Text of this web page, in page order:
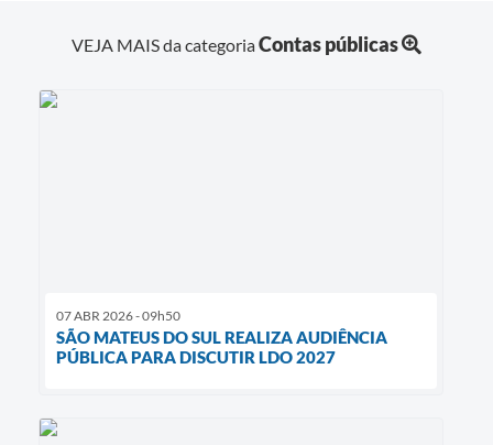
VEJA MAIS da categoriaContas públicas
07 ABR 2026 - 09h50
SÃO MATEUS DO SUL REALIZA AUDIÊNCIA
PÚBLICA PARA DISCUTIR LDO 2027